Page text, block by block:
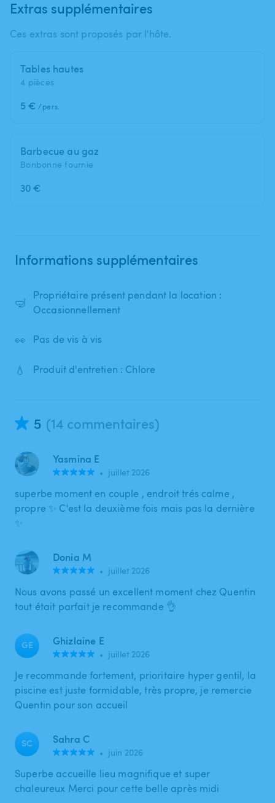
Extras supplémentaires
Ces extras sont proposés par l'hôte.
Tables hautes
4 pièces
5 € /pers.
Barbecue au gaz
Bonbonne fournie
30 €
Informations supplémentaires
🤿
Propriétaire présent pendant la location :
Occasionnellement
👀 Pas de vis à vis
💧 Produit d'entretien : Chlore
5 (14 commentaires)
Yasmina E
• juillet 2026
superbe moment en couple , endroit trés calme ,
propre ✨ C'est la deuxième fois mais pas la dernière
✨
Donia M
• juillet 2026
Nous avons passé un excellent moment chez Quentin
tout était parfait je recommande 👌
GE Ghizlaine E
• juillet 2026
Je recommande fortement, prioritaire hyper gentil, la
piscine est juste formidable, très propre, je remercie
Quentin pour son accueil
SC Sahra C
• juin 2026
Superbe accueille lieu magnifique et super
chaleureux Merci pour cette belle après midi